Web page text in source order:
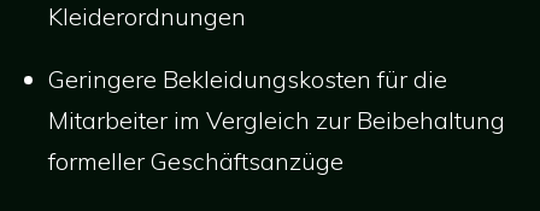
Kleiderordnungen
Geringere Bekleidungskosten für die
Mitarbeiter im Vergleich zur Beibehaltung
formeller Geschäftsanzüge